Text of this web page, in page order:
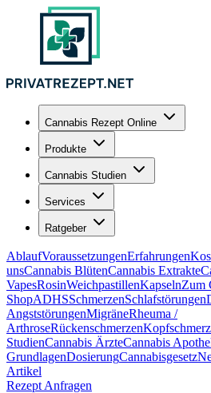
Cannabis Rezept Online
Produkte
Cannabis Studien
Services
Ratgeber
AblaufVoraussetzungenErfahrungen
unsCannabis BlütenCannabis Extrakte
VapesRosinWeichpastillenKapselnZum
ShopADHSSchmerzenSchlafstörungen
AngststörungenMigräneRheuma /
ArthroseRückenschmerzen
StudienCannabis ÄrzteCannabis
GrundlagenDosierungCannabisgesetz
Artikel
Rezept Anfragen